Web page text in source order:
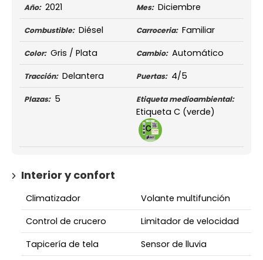
Año: 2021 Mes: Diciembre
Combustible: Diésel Carroceria: Familiar
Color: Gris / Plata Cambio: Automático
Tracción: Delantera Puertas: 4/5
Plazas: 5 Etiqueta medioambiental:
Etiqueta C (verde)
Interior y confort
Climatizador
Volante multifunción
Control de crucero
Limitador de velocidad
Tapicería de tela
Sensor de lluvia